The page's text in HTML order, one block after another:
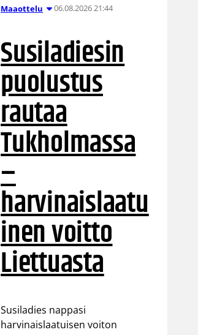
Maaottelu 06.08.2026 21:44
Susiladiesin
puolustus
rautaa
Tukholmassa
–
harvinaislaatu
inen voitto
Liettuasta
Susiladies nappasi
harvinaislaatuisen voiton